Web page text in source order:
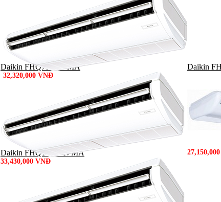
32,320,000 VNĐ
Daikin FHQ71DAVMA
33,430,000 VNĐ
Daikin
Daikin FHQ100DAVMA